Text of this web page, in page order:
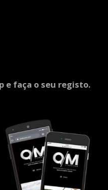
e faça o seu registo.